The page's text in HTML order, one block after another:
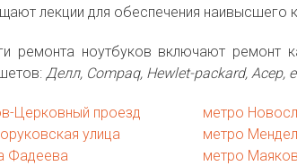
лекции для обеспечения наивысшего
ремонта ноутбуков включают ремонт
Делл, Compaq, Hewlet-packard, Асер,
Церковный проезд
улица
Фадеева
метро
метро
метро